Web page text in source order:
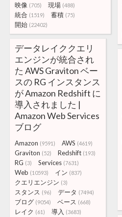
映像 (705) 現場 (488)
統合 (1519) 蓄積 (75)
開始 (22402)
データレイククエリ
エンジンが統合され
た AWS Graviton ベー
スの RG インスタンス
が Amazon Redshift に
導入されました |
Amazon Web Services
ブログ
Amazon (9591) AWS (4619)
Graviton (52) Redshift (193)
RG (3) Services (7631)
Web (10593) イン (837)
クエリエンジン (3)
スタンス (96) データ (7494)
ブログ (9054) ベース (668)
レイク (61) 導入 (3683)